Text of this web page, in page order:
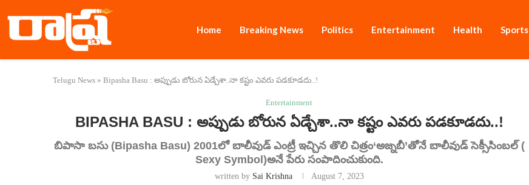
Home Breaking News Politics Entertainment Health Sports
Telugu News » Bipasha Basu : అప్పుడు బోరున ఏడ్చేశా..నా కష్టం ఎవరు పడకూడదు..!
Entertainment
BIPASHA BASU : అప్పుడు బోరున ఏడ్చేశా..నా కష్టం ఎవరు పడకూడదు..!
బిపాసా బసు (Bipasha Basu) 2001లో బాలీవుడ్ ఎంట్రీ ఇచ్చిన తొలి చిత్రం‘అజ్నబీ’తోనే బాలీవుడ్ సెక్సీసింబల్ (
Sexy Symbol)అనే పేరు సంపాదించుకుంది.
written by Sai Krishna August 7, 2023